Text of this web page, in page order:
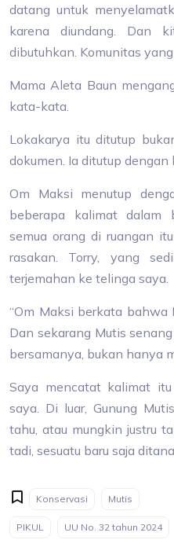
datang untuk
karena diundang. Dan
dibutuhkan. Komunitas
Mama Aleta Baun
kata-kata.
Lokakarya itu ditutup
dokumen. Ia ditutup dengan
Om Maksi menutup
beberapa kalimat dalam
semua orang di ruangan
rasakan. Torry, yang
terjemahan ke telinga saya.
“Om Maksi berkata bahwa
Dan sekarang Mutis
bersamanya, bukan hanya
Saya mencatat kalimat
saya. Di luar, Gunung
tahu, atau mungkin justru
tadi, sesuatu baru saja
Konservasi Mutis
PIKUL UU No. 32 tahun 2024